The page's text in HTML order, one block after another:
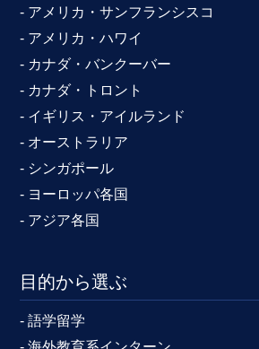
- アメリカ・サンフランシスコ
- アメリカ・ハワイ
- カナダ・バンクーバー
- カナダ・トロント
- イギリス・アイルランド
- オーストラリア
- シンガポール
- ヨーロッパ各国
- アジア各国
目的から選ぶ
- 語学留学